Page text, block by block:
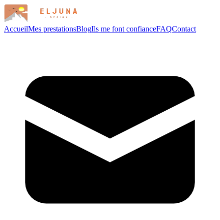
AccueilMes prestationsBlogIls me font confianceFAQContact